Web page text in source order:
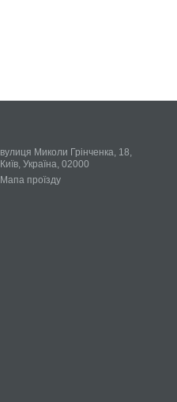
вулиця Миколи Грінченка, 18,
Київ, Україна, 02000
Мапа проїзду